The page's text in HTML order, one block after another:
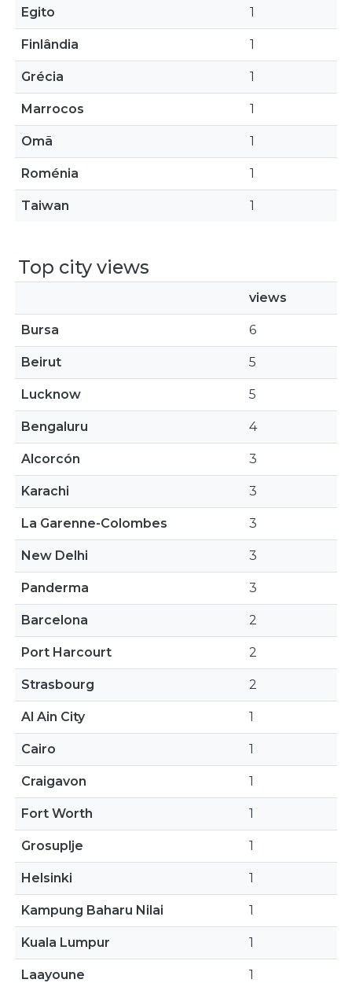
Egito 1
Finlândia 1
Grécia 1
Marrocos 1
Omã 1
Roménia 1
Taiwan 1
Top city views
views
Bursa 6
Beirut 5
Lucknow 5
Bengaluru 4
Alcorcón 3
Karachi 3
La Garenne-Colombes 3
New Delhi 3
Panderma 3
Barcelona 2
Port Harcourt 2
Strasbourg 2
Al Ain City 1
Cairo 1
Craigavon 1
Fort Worth 1
Grosuplje 1
Helsinki 1
Kampung Baharu Nilai 1
Kuala Lumpur 1
Laayoune 1